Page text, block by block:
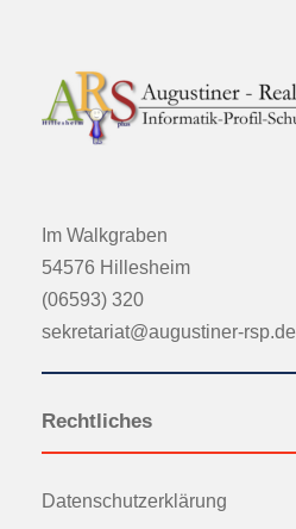
Im Walkgraben
54576 Hillesheim
(06593) 320
sekretariat@augustiner-rsp.de
Rechtliches
Datenschutzerklärung